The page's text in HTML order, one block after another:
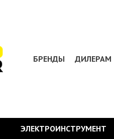
БРЕНДЫ ДИЛЕРАМ
ЭЛЕКТРОИНСТРУМЕНТ